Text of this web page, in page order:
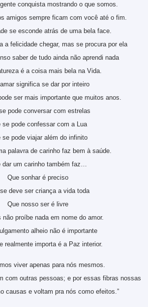
conquista mostrando o que somos.
amigos sempre ficam com você até o fim.
se esconde atrás de uma bela face.
a felicidade chegar, mas se procura por ela
saber de tudo ainda não aprendi nada
é a coisa mais bela na Vida.
significa se dar por inteiro
ser mais importante que muitos anos.
pode conversar com estrelas
se pode confessar com a Lua
se pode viajar além do infinito
palavra de carinho faz bem à saúde.
dar um carinho também faz…
Que sonhar é preciso
deve ser criança a vida toda
Que nosso ser é livre
não proíbe nada em nome do amor.
alheio não é importante
realmente importa é a Paz interior.
viver apenas para nós mesmos.
com outras pessoas; e por essas fibras nossas
causas e voltam pra nós como efeitos.”